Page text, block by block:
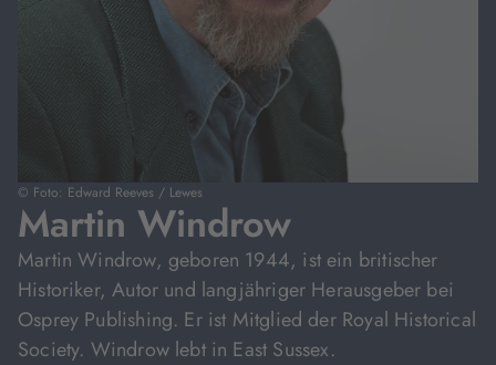
© Foto: Edward Reeves / Lewes
Martin Windrow
Martin Windrow, geboren 1944, ist ein britischer
Historiker, Autor und langjähriger Herausgeber bei
Osprey Publishing. Er ist Mitglied der Royal Historical
Society. Windrow lebt in East Sussex.